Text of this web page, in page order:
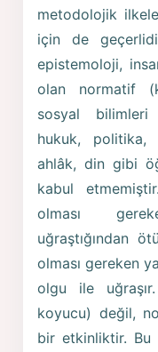
metodolojik
için de
epistemoloji,
olan normatif
sosyal
hukuk, politika,
ahlâk, din gibi
kabul
olması
uğraştığından
olması gereken
olgu ile
koyucu) değil,
bir etkinliktir. Bu